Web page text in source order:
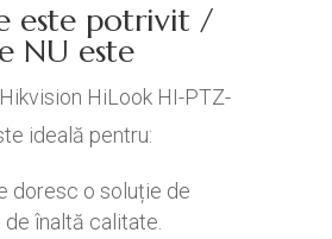
este potrivit /
NU este
HiLook HI-PTZ-
ideală pentru:
doresc o soluție de
înaltă calitate.